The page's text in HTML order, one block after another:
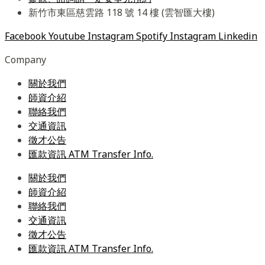
新竹市東區慈雲路 118 號 14 樓 (雲智匯大樓)
FacebookYoutube InstagramSpotify Instagram Linkedin
Company
關於我們
師資介紹
聯絡我們
交通資訊
徵才公告
匯款資訊 ATM Transfer Info.
關於我們
師資介紹
聯絡我們
交通資訊
徵才公告
匯款資訊 ATM Transfer Info.